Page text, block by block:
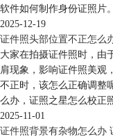
软件如何制作身份证照片。
2025-12-19
证件照头部位置不正怎么
大家在拍摄证件照时，由
肩现象，影响证件照美观
不正时，该怎么正确调整
么办，证照之星怎么校正
2025-11-01
证件照背景有杂物怎么办